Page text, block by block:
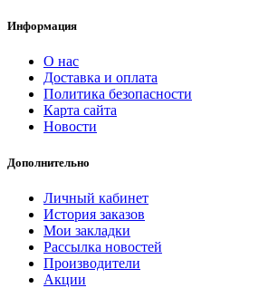
Информация
О нас
Доставка и оплата
Политика безопасности
Карта сайта
Новости
Дополнительно
Личный кабинет
История заказов
Мои закладки
Рассылка новостей
Производители
Акции